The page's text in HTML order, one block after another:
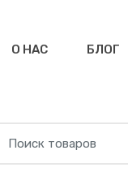
О НАС БЛОГ
for: